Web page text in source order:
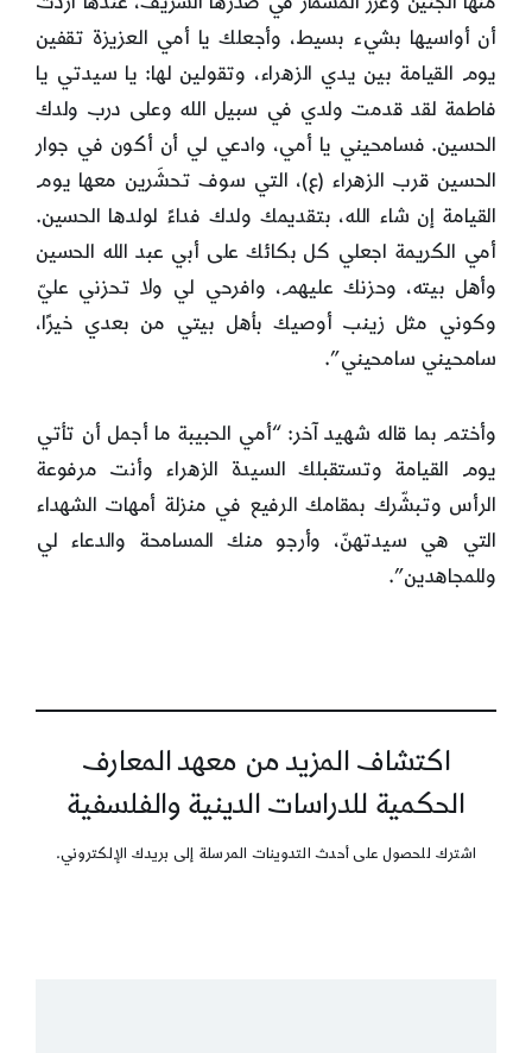
أن أواسيها بشيء بسيط، وأجعلك يا أمي العزيزة تقفين
يوم القيامة بين يدي الزهراء، وتقولين لها: يا سيدتي يا
فاطمة لقد قدمت ولدي في سبيل الله وعلى درب ولدك
الحسين. فسامحيني يا أمي، وادعي لي أن أكون في جوار
الحسين قرب الزهراء (ع)، التي سوف تحشَرين معها يوم
القيامة إن شاء الله، بتقديمك ولدك فداءً لولدها الحسين.
أمي الكريمة اجعلي كل بكائك على أبي عبد الله الحسين
وأهل بيته، وحزنك عليهم، وافرحي لي ولا تحزني عليّ
وكوني مثل زينب أوصيك بأهل بيتي من بعدي خيرًا،
سامحيني سامحيني”.
وأختم بما قاله شهيد آخر: “أمي الحبيبة ما أجمل أن تأتي
يوم القيامة وتستقبلك السيدة الزهراء وأنت مرفوعة
الرأس وتبشّرك بمقامك الرفيع في منزلة أمهات الشهداء
التي هي سيدتهنّ، وأرجو منك المسامحة والدعاء لي
وللمجاهدين”.
اكتشاف المزيد من معهد المعارف
الحكمية للدراسات الدينية والفلسفية
اشترك للحصول على أحدث التدوينات المرسلة إلى بريدك الإلكتروني.